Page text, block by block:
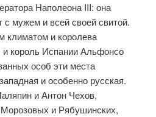
Наполеона III: она
мужем и всей своей свитой.
климатом и королева
король Испании Альфонсо
особ эти места
и особенно русская.
и Антон Чехов,
и Рябушинских,